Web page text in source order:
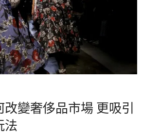
變奢侈品市場 更吸引
法